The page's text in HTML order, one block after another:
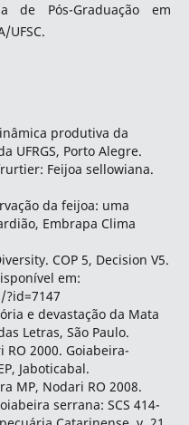
de Pós-Graduação em
UFSC.
produtiva da
UFRGS, Porto Alegre.
Feijoa sellowiana.
da feijoa: uma
Embrapa Clima
COP 5, Decision V5.
em:
e devastação da Mata
Letras, São Paulo.
RO 2000. Goiabeira-
Jaboticabal.
MP, Nodari RO 2008.
serrana: SCS 414-